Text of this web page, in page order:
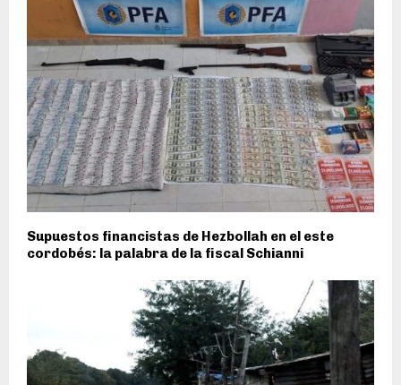
Supuestos financistas de Hezbollah en el este
cordobés: la palabra de la fiscal Schianni